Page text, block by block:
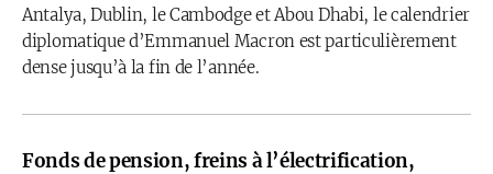
Antalya, Dublin, le Cambodge et Abou Dhabi, le calendrier
diplomatique d’Emmanuel Macron est particulièrement
dense jusqu’à la fin de l’année.
Fonds de pension, freins à l’électrification,